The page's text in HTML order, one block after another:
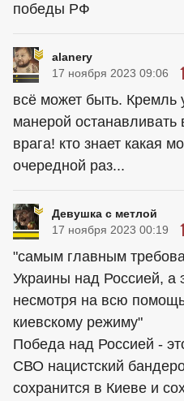
победы РФ
alanery
17 ноября 2023 09:06
всё может быть. Кремль
манерой останавливать
врага! кто знает какая
очередной раз...
Девушка с метлой
17 ноября 2023 00:19
"самым главным
Украины над Россией, а
несмотря на всю
киевскому режиму"
Победа над Россией -
СВО нацистский
сохранится в Киеве и